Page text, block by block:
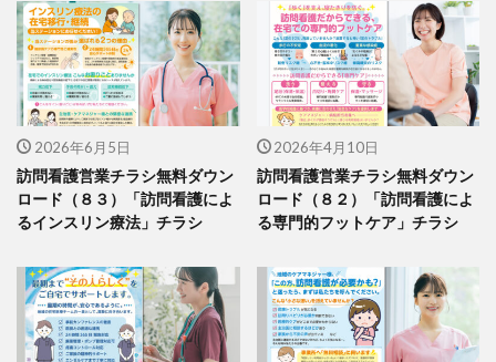
2026年6月5日
訪問看護営業チラシ無料ダウン
ロード（８３）「訪問看護によ
るインスリン療法」チラシ
2026年4月10日
訪問看護営業チラシ無料ダウン
ロード（８２）「訪問看護によ
る専門的フットケア」チラシ